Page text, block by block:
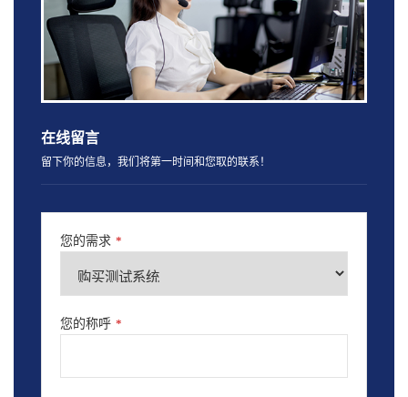
在线留言
留下你的信息，我们将第一时间和您取的联系！
您的需求 *
您的称呼 *